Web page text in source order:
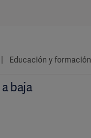
Educación y formación
baja